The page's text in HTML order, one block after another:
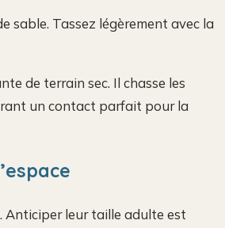
sable. Tassez légèrement avec la
de terrain sec. Il chasse les
un contact parfait pour la
Anticiper leur taille adulte est